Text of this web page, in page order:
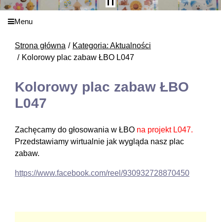
Menu
Strona główna
Kategoria: Aktualności
Kolorowy plac zabaw ŁBO L047
Kolorowy plac zabaw ŁBO
L047
Zachęcamy do głosowania w ŁBO na projekt L047.
Przedstawiamy wirtualnie jak wygląda nasz plac
zabaw.
https://www.facebook.com/reel/930932728870450